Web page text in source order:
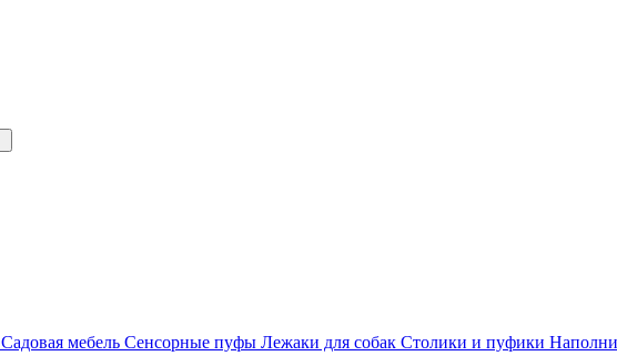
Садовая мебель Сенсорные пуфы Лежаки для собак Столики и пуфики